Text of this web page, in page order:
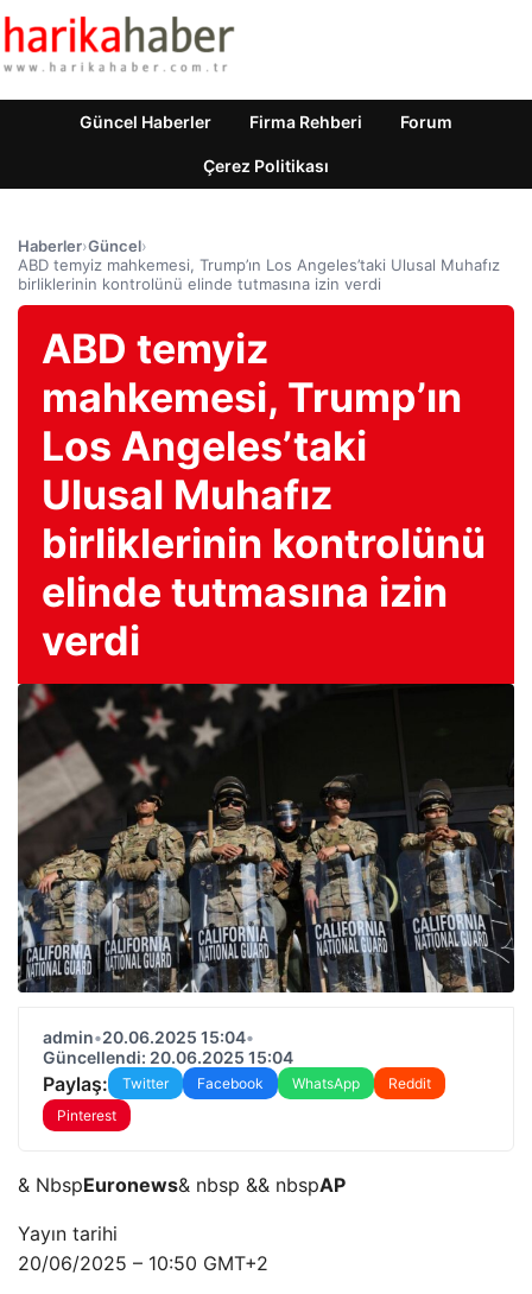
Güncel Haberler Firma Rehberi Forum
Çerez Politikası
Haberler›Güncel›
ABD temyiz mahkemesi, Trump’ın Los Angeles’taki Ulusal Muhafız
birliklerinin kontrolünü elinde tutmasına izin verdi
ABD temyiz
mahkemesi, Trump’ın
Los Angeles’taki
Ulusal Muhafız
birliklerinin kontrolünü
elinde tutmasına izin
verdi
admin•20.06.2025 15:04•
Güncellendi: 20.06.2025 15:04
Paylaş: Twitter Facebook WhatsApp
Reddit
Pinterest
& NbspEuronews& nbsp && nbspAP
Yayın tarihi
20/06/2025 – 10:50 GMT+2